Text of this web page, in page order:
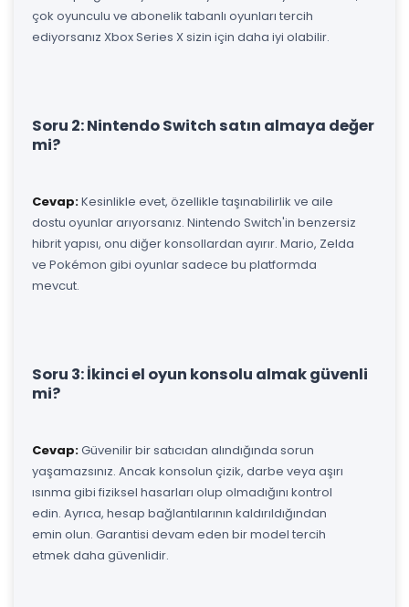
çok oyunculu ve abonelik tabanlı oyunları tercih
ediyorsanız Xbox Series X sizin için daha iyi olabilir.
Soru 2: Nintendo Switch satın almaya değer
mi?
Cevap:Kesinlikle evet, özellikle taşınabilirlik ve aile
dostu oyunlar arıyorsanız. Nintendo Switch'in benzersiz
hibrit yapısı, onu diğer konsollardan ayırır. Mario, Zelda
ve Pokémon gibi oyunlar sadece bu platformda
mevcut.
Soru 3: İkinci el oyun konsolu almak güvenli
mi?
Cevap:Güvenilir bir satıcıdan alındığında sorun
yaşamazsınız. Ancak konsolun çizik, darbe veya aşırı
ısınma gibi fiziksel hasarları olup olmadığını kontrol
edin. Ayrıca, hesap bağlantılarının kaldırıldığından
emin olun. Garantisi devam eden bir model tercih
etmek daha güvenlidir.